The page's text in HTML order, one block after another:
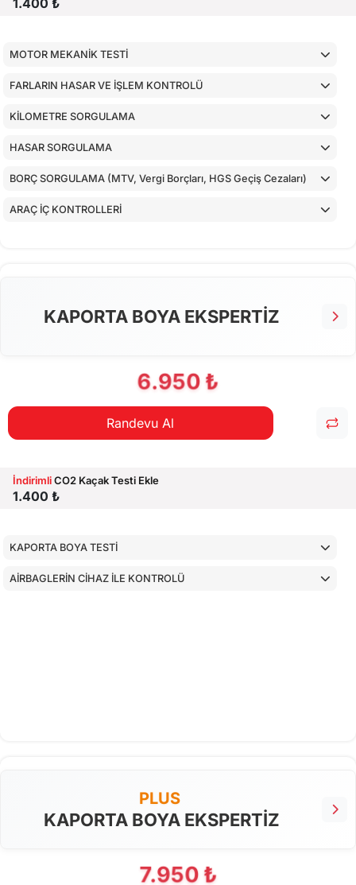
1.400 ₺
MOTOR MEKANİK TESTİ
FARLARIN HASAR VE İŞLEM KONTROLÜ
KİLOMETRE SORGULAMA
HASAR SORGULAMA
BORÇ SORGULAMA (MTV, Vergi Borçları, HGS Geçiş Cezaları)
ARAÇ İÇ KONTROLLERİ
KAPORTA BOYA EKSPERTİZ
6.950 ₺
Randevu Al
İndirimliCO2 Kaçak Testi Ekle
1.400 ₺
KAPORTA BOYA TESTİ
AİRBAGLERİN CİHAZ İLE KONTROLÜ
PLUS
KAPORTA BOYA EKSPERTİZ
7.950 ₺